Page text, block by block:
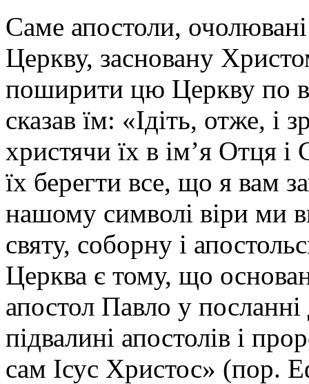
Саме апостоли,
Церкву, засновану
поширити цю Церкву по
сказав їм: «Ідіть, отже, і
христячи їх в ім’я Отця
їх берегти все, що я вам
нашому символі віри ми
святу, соборну і
Церква є тому, що
апостол Павло у
підвалині апостолів і
сам Ісус Христос» (пор.